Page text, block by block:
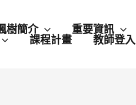
樹簡介 重要資訊
課程計畫 教師登入